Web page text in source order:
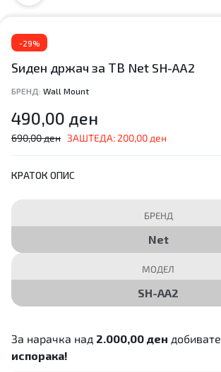
-29%
Ѕиден држач за ТВ Net SH-AA2
БРЕНД: Wall Mount
490,00 ден
690,00ден ЗАШТЕДА: 200,00 ден
КРАТОК ОПИС
БРЕНД
Net
МОДЕЛ
SH-AA2
За нарачка над 2.000,00 ден добивате
испорака!